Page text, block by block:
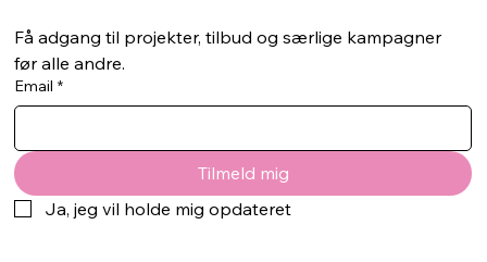
Få adgang til projekter, tilbud og særlige kampagner
før alle andre.
Email *
Tilmeld mig
Ja, jeg vil holde mig opdateret